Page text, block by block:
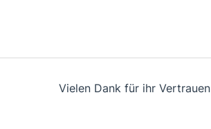
Vielen Dank für ihr Vertrauen